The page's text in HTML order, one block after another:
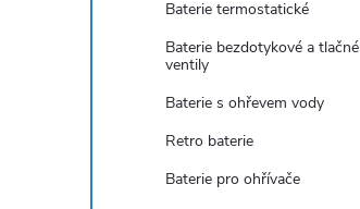
Baterie termostatické
Baterie bezdotykové a tlačné
ventily
Baterie s ohřevem vody
Retro baterie
Baterie pro ohřívače